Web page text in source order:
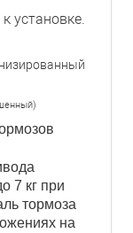
установке.
7 кг при
тормоза
на